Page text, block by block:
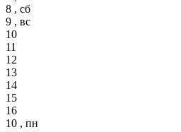
8 , сб
9 , вс
10
11
12
13
14
15
16
10 , пн